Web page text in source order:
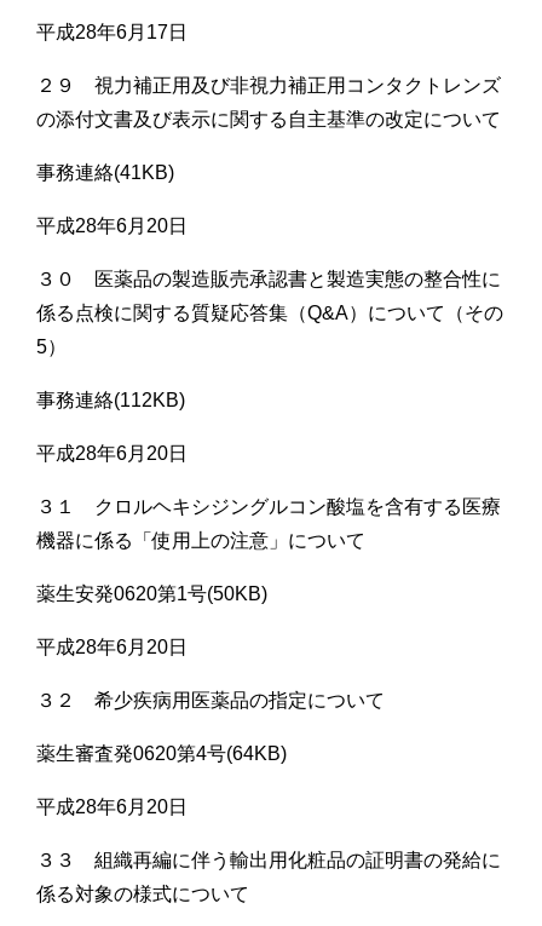
平成28年6月17日
２９ 視力補正用及び非視力補正用コンタクトレンズ
の添付文書及び表示に関する自主基準の改定について
事務連絡(41KB)
平成28年6月20日
３０ 医薬品の製造販売承認書と製造実態の整合性に
係る点検に関する質疑応答集（Q&A）について（その
5）
事務連絡(112KB)
平成28年6月20日
３１ クロルヘキシジングルコン酸塩を含有する医療
機器に係る「使用上の注意」について
薬生安発0620第1号(50KB)
平成28年6月20日
３２ 希少疾病用医薬品の指定について
薬生審査発0620第4号(64KB)
平成28年6月20日
３３ 組織再編に伴う輸出用化粧品の証明書の発給に
係る対象の様式について